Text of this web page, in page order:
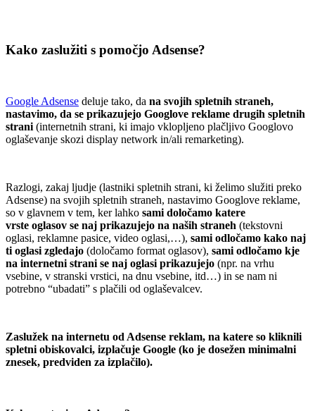
Kako zaslužiti s pomočjo Adsense?
Google Adsense deluje tako, da na svojih spletnih straneh,
nastavimo, da se prikazujejo Googlove reklame drugih spletnih
strani (internetnih strani, ki imajo vklopljeno plačljivo Googlovo
oglaševanje skozi display network in/ali remarketing).
Razlogi, zakaj ljudje (lastniki spletnih strani, ki želimo služiti preko
Adsense) na svojih spletnih straneh, nastavimo Googlove reklame,
so v glavnem v tem, ker lahko sami določamo katere
vrste oglasov se naj prikazujejo na naših straneh (tekstovni
oglasi, reklamne pasice, video oglasi,…), sami odločamo kako naj
ti oglasi zgledajo (določamo format oglasov), sami odločamo kje
na internetni strani se naj oglasi prikazujejo (npr. na vrhu
vsebine, v stranski vrstici, na dnu vsebine, itd…) in se nam ni
potrebno “ubadati” s plačili od oglaševalcev.
Zaslužek na internetu od Adsense reklam, na katere so kliknili
spletni obiskovalci, izplačuje Google (ko je dosežen minimalni
znesek, predviden za izplačilo).